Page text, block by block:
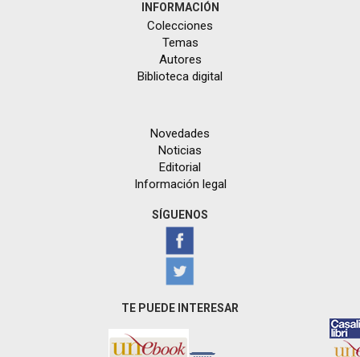
INFORMACIÓN
Colecciones
Temas
Autores
Biblioteca digital
Novedades
Noticias
Editorial
Información legal
SÍGUENOS
TE PUEDE INTERESAR